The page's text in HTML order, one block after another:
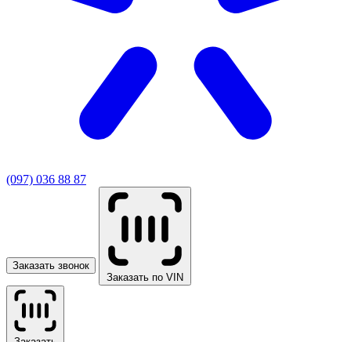
(097) 036 88 87
Заказать звонок
Заказать по VIN